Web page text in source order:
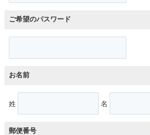
ご希望のパスワード
お名前
姓 名
郵便番号